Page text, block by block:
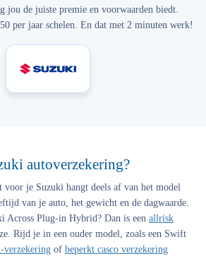
jou de juiste premie en voorwaarden biedt.
per jaar schelen. En dat met 2 minuten werk!
autoverzekering?
voor je Suzuki hangt deels af van het model
van je auto, het gewicht en de dagwaarde.
Across Plug-in Hybrid? Dan is een allrisk
Rijd je in een ouder model, zoals een Swift
verzekering of beperkt casco verzekering